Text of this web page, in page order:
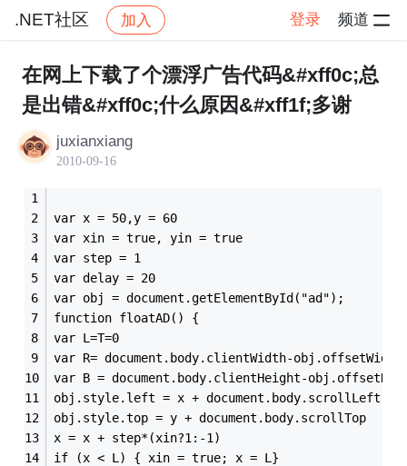
.NET社区 加入 登录 频道
社区 .NET社区 帖子详情
在网上下载了个漂浮广告代码&#xff0c;总
是出错&#xff0c;什么原因&#xff1f;多谢
juxianxiang
2010-09-16
var x = 50,y = 60
var xin = true, yin = true
var step = 1
var delay = 20
var obj = document.getElementById("ad");
function floatAD() {
var L=T=0
var R= document.body.clientWidth-
var B = document.body.clientHeight-
obj.style.left = x + document.body.scrollLeft
obj.style.top = y + document.body.scrollTop
x = x + step*(xin?1:-1)
if (x < L) { xin = true; x = L}